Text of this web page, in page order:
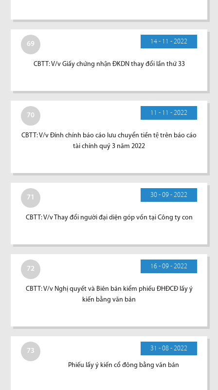
69 14 - 11 - 2022
CBTT: V/v Giấy chứng nhận ĐKDN thay đổi lần thứ 33
70 11 - 11 - 2022
CBTT: V/v Đính chính báo cáo lưu chuyển tiền tệ trên báo cáo
tài chính quý 3 năm 2022
71 30 - 09 - 2022
CBTT: V/v Thay đổi người đại diện góp vốn tại Công ty con
72 16 - 09 - 2022
CBTT: V/v Nghị quyết và Biên bản kiểm phiếu ĐHĐCĐ lấy ý
kiến bằng văn bản
73 31 - 08 - 2022
Phiếu lấy ý kiến cổ đông bằng văn bản